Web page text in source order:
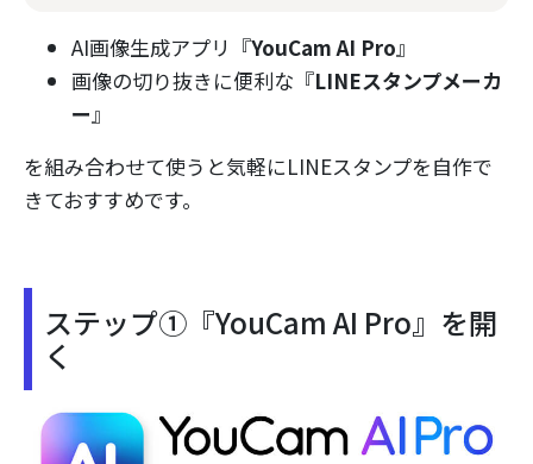
AI画像生成アプリ『YouCam AI Pro』
画像の切り抜きに便利な『LINEスタンプメーカ
ー 』
を組み合わせて使うと気軽にLINEスタンプを自作で
きておすすめです。
ステップ①『YouCam AI Pro』を開
く